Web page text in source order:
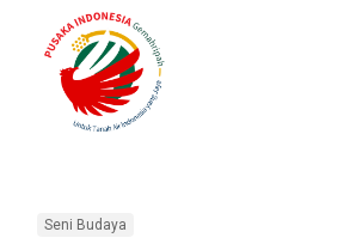
Seni Budaya